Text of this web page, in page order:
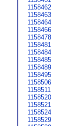
1158462
1158463
1158464
1158466
1158478
1158481
1158484
1158485
1158489
1158495
1158506
1158511
1158520
1158521
1158524
1158529